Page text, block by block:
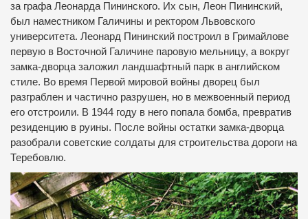
за графа Леонарда Пининского. Их сын, Леон Пининский,
был наместником Галичины и ректором Львовского
университета. Леонард Пининский построил в Гримайлове
первую в Восточной Галичине паровую мельницу, а вокруг
замка-дворца заложил ландшафтный парк в английском
стиле. Во время Первой мировой войны дворец был
разграблен и частично разрушен, но в межвоенный период
его отстроили. В 1944 году в него попала бомба, превратив
резиденцию в руины. После войны остатки замка-дворца
разобрали советские солдаты для строительства дороги на
Теребовлю.